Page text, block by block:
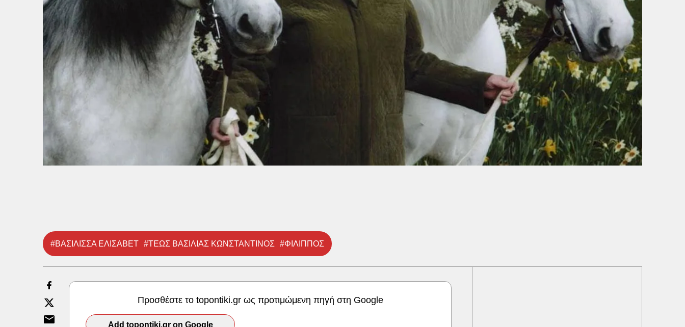
#ΒΑΣΙΛΙΣΣΑ ΕΛΙΣΑΒΕΤ #ΤΕΩΣ ΒΑΣΙΛΙΑΣ ΚΩΝΣΤΑΝΤΙΝΟΣ #ΦΙΛΙΠΠΟΣ
Προσθέστε το topontiki.gr ως προτιμώμενη πηγή στη Google
Add topontiki.gr on Google